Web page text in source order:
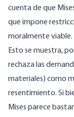
cuenta de que
que impone
moralmente viable.
Esto se muestra,
rechaza las
materiales) como
resentimiento. Si
Mises parece